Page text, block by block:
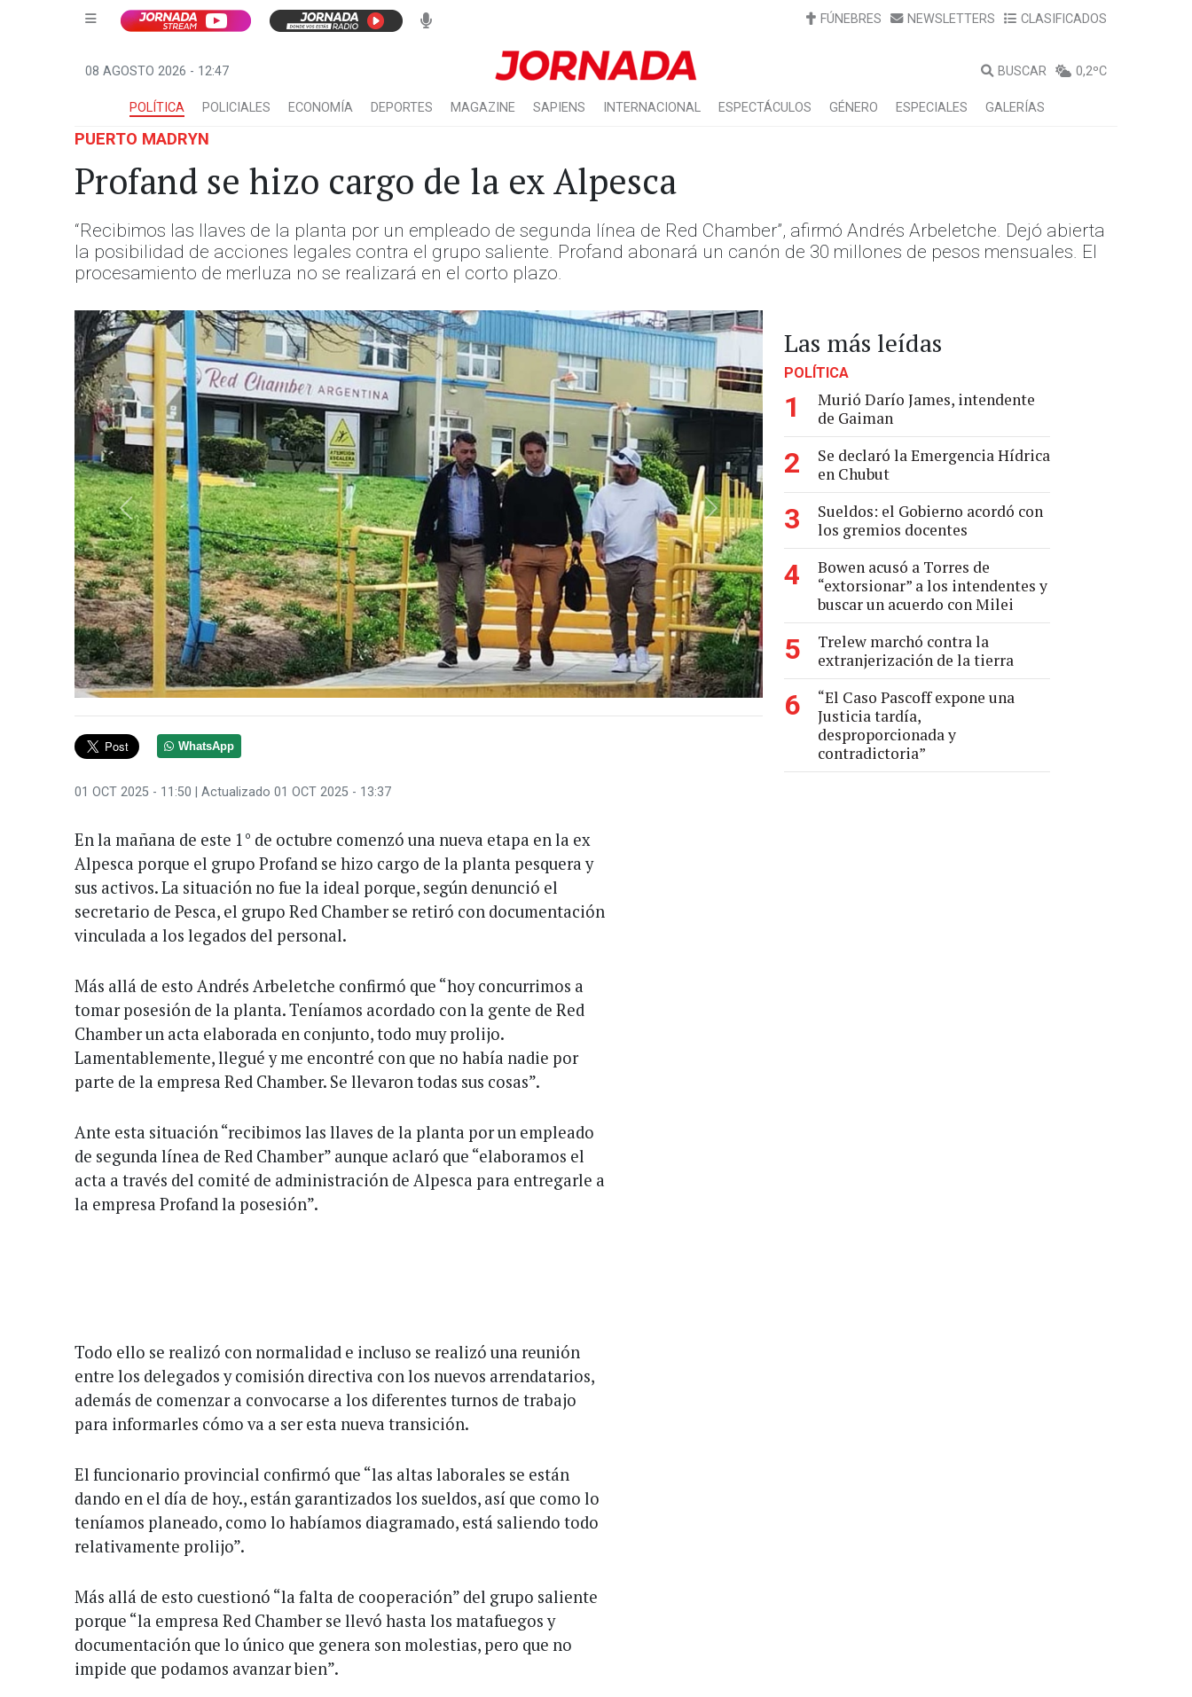
FÚNEBRES NEWSLETTERS CLASIFICADOS
08 AGOSTO 2026 - 12:47 BUSCAR 0,2ºC
POLÍTICA POLICIALES ECONOMÍA DEPORTES MAGAZINE SAPIENS INTERNACIONAL ESPECTÁCULOS GÉNERO ESPECIALES GALERÍAS
PUERTO MADRYN
Profand se hizo cargo de la ex Alpesca
“Recibimos las llaves de la planta por un empleado de segunda línea de Red Chamber”, afirmó Andrés Arbeletche. Dejó abierta
la posibilidad de acciones legales contra el grupo saliente. Profand abonará un canón de 30 millones de pesos mensuales. El
procesamiento de merluza no se realizará en el corto plazo.
Anterior Siguiente
WhatsApp
01 OCT 2025 - 11:50 | Actualizado 01 OCT 2025 - 13:37
En la mañana de este 1° de octubre comenzó una nueva etapa en la ex
Alpesca porque el grupo Profand se hizo cargo de la planta pesquera y
sus activos. La situación no fue la ideal porque, según denunció el
secretario de Pesca, el grupo Red Chamber se retiró con documentación
vinculada a los legados del personal.
Más allá de esto Andrés Arbeletche confirmó que “hoy concurrimos a
tomar posesión de la planta. Teníamos acordado con la gente de Red
Chamber un acta elaborada en conjunto, todo muy prolijo.
Lamentablemente, llegué y me encontré con que no había nadie por
parte de la empresa Red Chamber. Se llevaron todas sus cosas”.
Ante esta situación “recibimos las llaves de la planta por un empleado
de segunda línea de Red Chamber” aunque aclaró que “elaboramos el
acta a través del comité de administración de Alpesca para entregarle a
la empresa Profand la posesión”.
Todo ello se realizó con normalidad e incluso se realizó una reunión
entre los delegados y comisión directiva con los nuevos arrendatarios,
además de comenzar a convocarse a los diferentes turnos de trabajo
para informarles cómo va a ser esta nueva transición.
El funcionario provincial confirmó que “las altas laborales se están
dando en el día de hoy., están garantizados los sueldos, así que como lo
teníamos planeado, como lo habíamos diagramado, está saliendo todo
relativamente prolijo”.
Más allá de esto cuestionó “la falta de cooperación” del grupo saliente
porque “la empresa Red Chamber se llevó hasta los matafuegos y
documentación que lo único que genera son molestias, pero que no
impide que podamos avanzar bien”.
Las más leídas
POLÍTICA
1
Murió Darío James, intendente
de Gaiman
2
Se declaró la Emergencia Hídrica
en Chubut
3
Sueldos: el Gobierno acordó con
los gremios docentes
4
Bowen acusó a Torres de
“extorsionar” a los intendentes y
buscar un acuerdo con Milei
5
Trelew marchó contra la
extranjerización de la tierra
6
“El Caso Pascoff expone una
Justicia tardía,
desproporcionada y
contradictoria”